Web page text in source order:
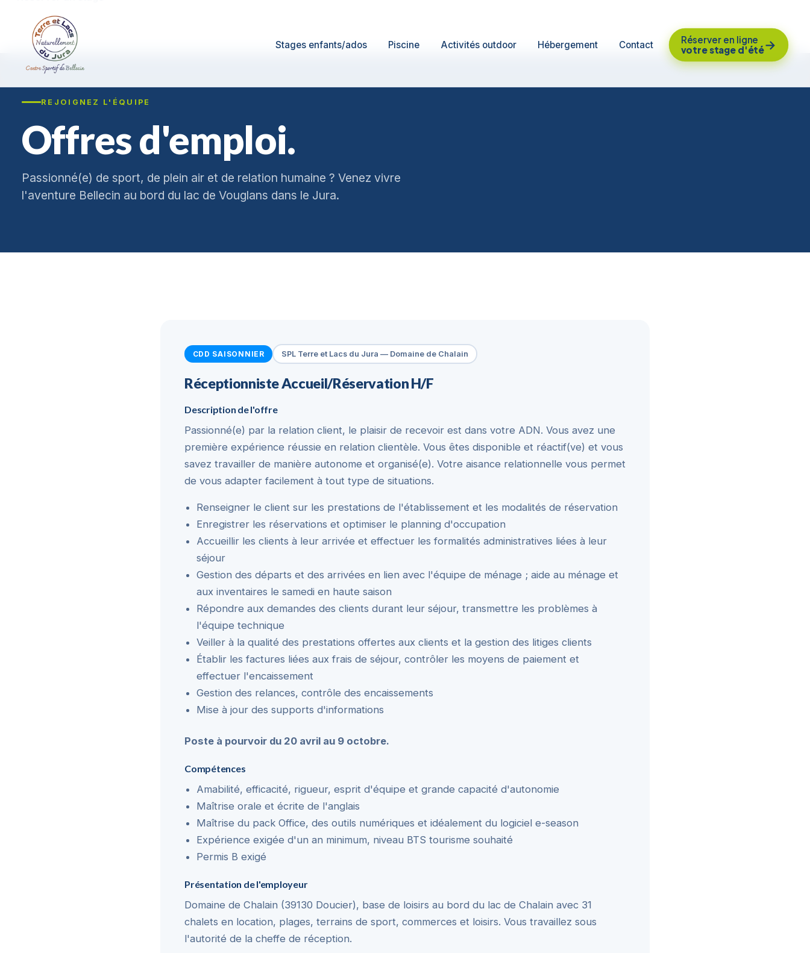
Stages enfants/ados Piscine Activités outdoor Hébergement Contact
Réserver en ligne
votre stage d'été→
REJOIGNEZ L'ÉQUIPE
Offres d'emploi.
Passionné(e) de sport, de plein air et de relation humaine ? Venez vivre
l'aventure Bellecin au bord du lac de Vouglans dans le Jura.
CDD SAISONNIER SPL Terre et Lacs du Jura — Domaine de Chalain
Réceptionniste Accueil/Réservation H/F
Description de l'offre
Passionné(e) par la relation client, le plaisir de recevoir est dans votre ADN. Vous avez une
première expérience réussie en relation clientèle. Vous êtes disponible et réactif(ve) et vous
savez travailler de manière autonome et organisé(e). Votre aisance relationnelle vous permet
de vous adapter facilement à tout type de situations.
Renseigner le client sur les prestations de l'établissement et les modalités de réservation
Enregistrer les réservations et optimiser le planning d'occupation
Accueillir les clients à leur arrivée et effectuer les formalités administratives liées à leur
séjour
Gestion des départs et des arrivées en lien avec l'équipe de ménage ; aide au ménage et
aux inventaires le samedi en haute saison
Répondre aux demandes des clients durant leur séjour, transmettre les problèmes à
l'équipe technique
Veiller à la qualité des prestations offertes aux clients et la gestion des litiges clients
Établir les factures liées aux frais de séjour, contrôler les moyens de paiement et
effectuer l'encaissement
Gestion des relances, contrôle des encaissements
Mise à jour des supports d'informations
Poste à pourvoir du 20 avril au 9 octobre.
Compétences
Amabilité, efficacité, rigueur, esprit d'équipe et grande capacité d'autonomie
Maîtrise orale et écrite de l'anglais
Maîtrise du pack Office, des outils numériques et idéalement du logiciel e-season
Expérience exigée d'un an minimum, niveau BTS tourisme souhaité
Permis B exigé
Présentation de l'employeur
Domaine de Chalain (39130 Doucier), base de loisirs au bord du lac de Chalain avec 31
chalets en location, plages, terrains de sport, commerces et loisirs. Vous travaillez sous
l'autorité de la cheffe de réception.